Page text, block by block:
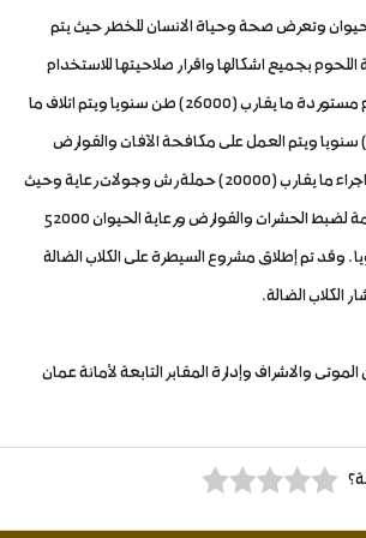
وتعرض صحة وحياة الانسان للخطر حيث يتم
بجميع اشكالها واقرار صلاحيتها للاستخدام
الآدمي ويتم معاينة لحوم مستوردة ما يقارب (26000) طن سنويا ويتم اتلاف ما
( 1000 طن ) سنويا ويتم العمل على مكافحة الآفات والقوارض
والحيوان حيث يتم سنويا اجراء ما يقارب (20000) حملة رش وجولات رعاية وحيث
تبلغ معالجة طلبات الخدمة لضبط الحشرات والقوارض ورعاية الحيوان 52000
وقد تم إطلاق مشروع السيطرة على الكلاب الضالة
الكلاب الضالة.
والاشراف وإدارة المقابر التابعة لأمانة عمان